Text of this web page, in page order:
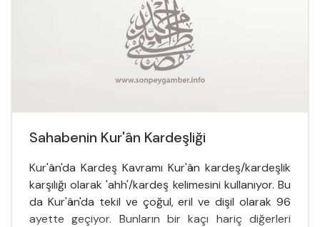
Sahabenin Kur'ân Kardeşliği
Kur'ân'da Kardeş Kavramı Kur'ân kardeş/kardeşlik
karşılığı olarak 'ahh'/kardeş kelimesini kullanıyor. Bu
da Kur'ân'da tekil ve çoğul, eril ve dişil olarak 96
ayette geçiyor. Bunların bir kaçı hariç diğerleri